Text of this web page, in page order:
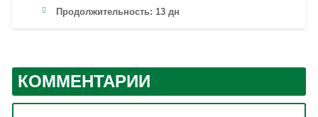
Продолжительность: 13 дн
КОММЕНТАРИИ